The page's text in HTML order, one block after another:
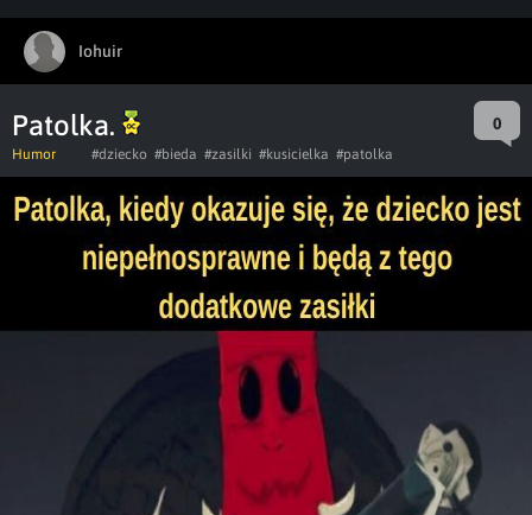
Iohuir
Patolka. 0
Humor #dziecko #bieda #zasilki #kusicielka #patolka